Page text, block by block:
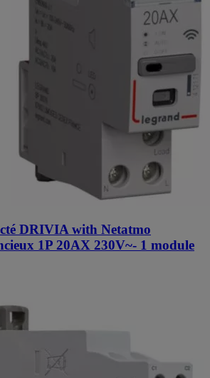
DRIVIA with Netatmo
1P 20AX 230V~- 1 module